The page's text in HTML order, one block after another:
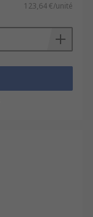
123,64 €/unité